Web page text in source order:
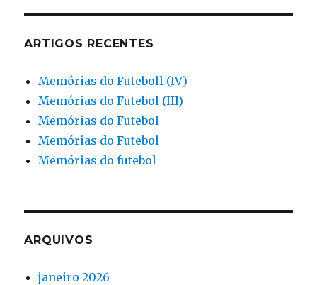
ARTIGOS RECENTES
Memórias do Futeboll (IV)
Memórias do Futebol (III)
Memórias do Futebol
Memórias do Futebol
Memórias do futebol
ARQUIVOS
janeiro 2026